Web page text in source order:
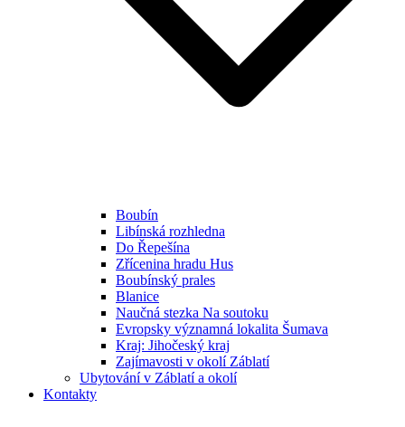
Boubín
Libínská rozhledna
Do Řepešína
Zřícenina hradu Hus
Boubínský prales
Blanice
Naučná stezka Na soutoku
Evropsky významná lokalita Šumava
Kraj: Jihočeský kraj
Zajímavosti v okolí Záblatí
Ubytování v Záblatí a okolí
Kontakty